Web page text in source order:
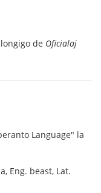
de Oficialaj
Language" la
Eng. beast, Lat.